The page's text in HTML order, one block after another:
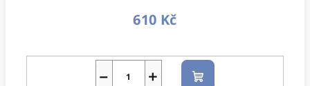
610 Kč
+
− Do